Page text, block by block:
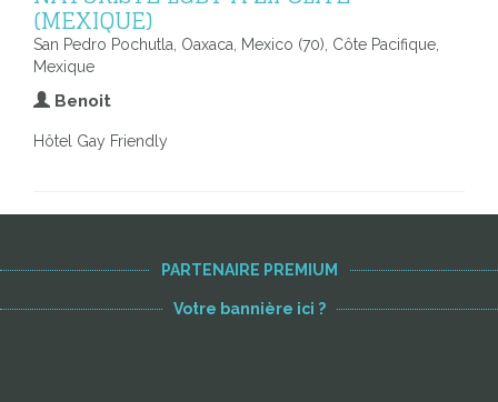
(MEXIQUE)
San Pedro Pochutla, Oaxaca, Mexico (70), Côte Pacifique,
Mexique
Benoit
Hôtel Gay Friendly
PARTENAIRE PREMIUM
Votre bannière ici ?